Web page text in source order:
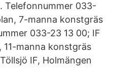
Telefonnummer 033-
7-manna konstgräs
033-23 13 00; IF
11-manna konstgräs
IF, Holmängen